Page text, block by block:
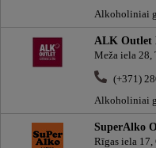
Alkoholiniai
ALK Outlet
Meža iela 28,
(+371)
Alkoholiniai
SuperAlko
Rīgas iela 17,